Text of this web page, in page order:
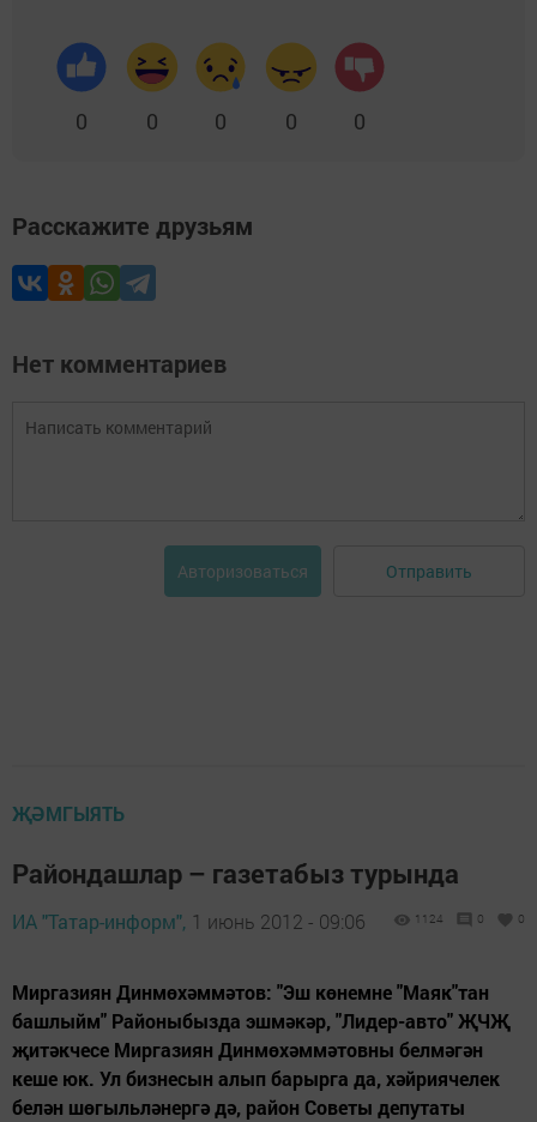
0 0 0 0 0
Расскажите друзьям
Нет комментариев
Авторизоваться Отправить
ҖӘМГЫЯТЬ
Райондашлар – газетабыз турында
ИА "Татар-информ", 1 июнь 2012 - 09:06 1124 0 0
Миргазиян Динмөхәммәтов: "Эш көнемне "Маяк"тан
башлыйм" Районыбызда эшмәкәр, "Лидер-авто" ҖЧҖ
җитәкчесе Миргазиян Динмөхәммәтовны белмәгән
кеше юк. Ул бизнесын алып барырга да, хәйриячелек
белән шөгыльләнергә дә, район Советы депутаты